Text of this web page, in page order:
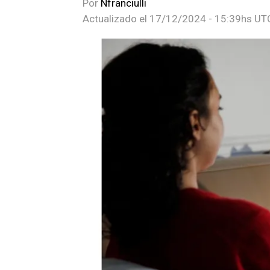
Por Nfranciulli
Actualizado el 17/12/2024 - 15:39hs